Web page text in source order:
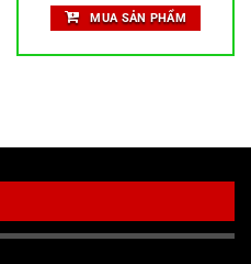
MUA SẢN PHẨM